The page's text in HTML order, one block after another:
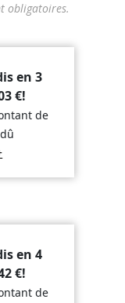
obligatoires.
en 3
€!
de
en 4
€!
de